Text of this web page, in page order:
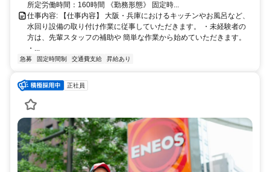
所定労働時間：160時間 《勤務形態》 固定時...
仕事内容: 【仕事内容】 大阪・兵庫におけるキッチンやお風呂など、
水回り設備の取り付け作業に従事していただきます。 ・未経験者の
方は、先輩スタッフの補助や 簡単な作業から始めていただきます。
・...
急募 固定時間制 交通費支給 昇給あり
正社員